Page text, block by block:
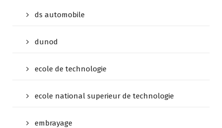
ds automobile
dunod
ecole de technologie
ecole national superieur de technologie
embrayage